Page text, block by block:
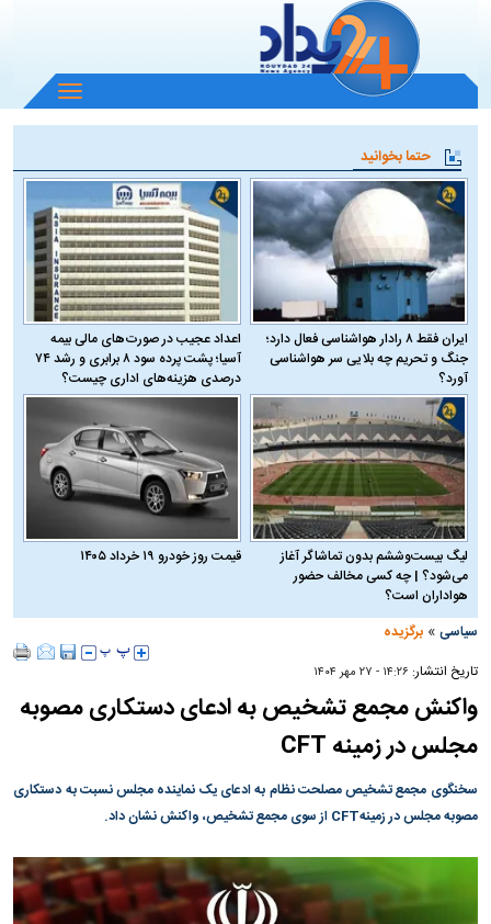
باز
و
منو
حتما بخوانید
ایران فقط ۸ رادار هواشناسی فعال دارد؛
جنگ و تحریم چه بلایی سر هواشناسی
آورد؟
اعداد عجیب در صورت‌های مالی بیمه
آسیا؛ پشت پرده سود ۸ برابری و رشد ۷۴
درصدی هزینه‌های اداری چیست؟
لیگ بیست‌وششم بدون تماشاگر آغاز
می‌شود؟ | چه کسی مخالف حضور
هواداران است؟
قیمت روز خودرو ۱۹ خرداد ۱۴۰۵
سیاسی »برگزیده
تاریخ انتشار: ۱۴:۲۶ - ۲۷ مهر ۱۴۰۴
واکنش مجمع تشخیص به ادعای دستکاری مصوبه
مجلس در زمینه CFT
سخنگوی مجمع تشخیص مصلحت نظام به ادعای یک نماینده مجلس نسبت به دستکاری
مصوبه مجلس در زمینهCFT از سوی مجمع تشخیص، واکنش نشان داد.